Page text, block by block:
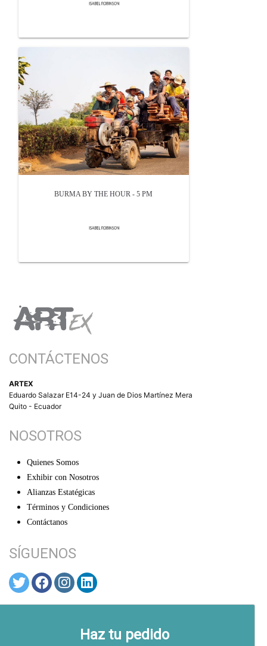
Haz tu pedido
BURMA BY THE HOUR - 5 PM
CONTÁCTENOS
ARTEX
Eduardo Salazar E14-24 y Juan de Dios Martínez Mera
Quito - Ecuador
NOSOTROS
Quienes Somos
Exhibir con Nosotros
Alianzas Estatégicas
Términos y Condiciones
Contáctanos
SÍGUENOS